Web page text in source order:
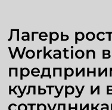
Лагерь
Workation в
культуру и